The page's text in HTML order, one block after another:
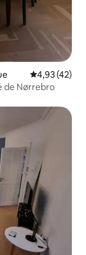
Évaluation
4,93 (42)
de Nørrebro